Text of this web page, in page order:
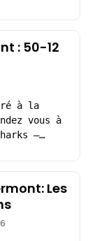
: 50-12
à la
vous à
–…
Les